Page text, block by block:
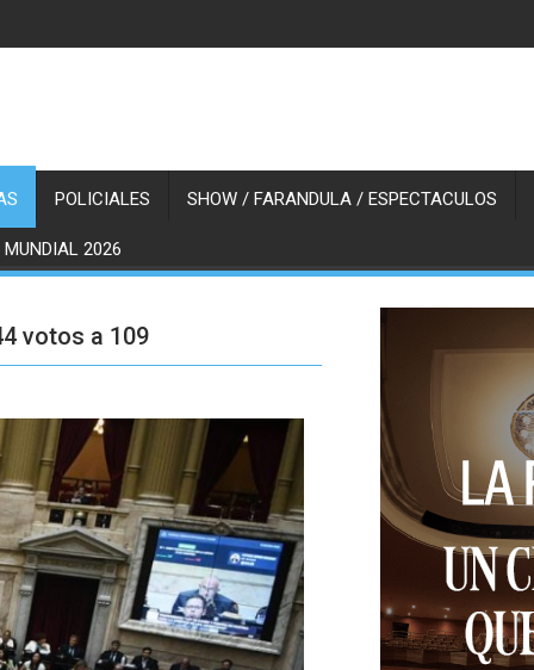
POLICIALES SHOW / FARANDULA / ESPECTACULOS
MUNDIAL 2026
votos a 109